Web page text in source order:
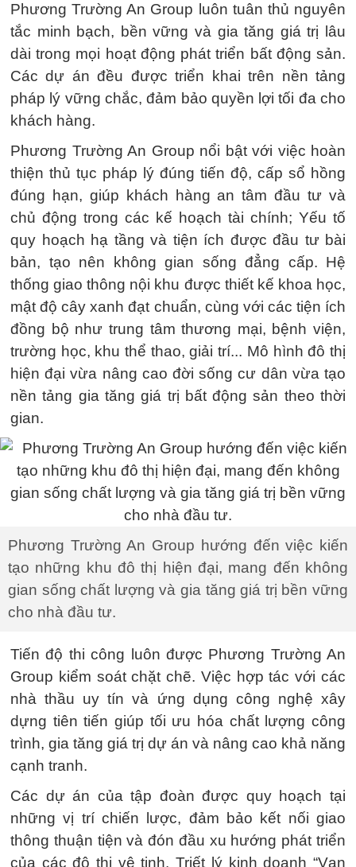
Phương Trường An Group luôn tuân thủ nguyên
tắc minh bạch, bền vững và gia tăng giá trị lâu
dài trong mọi hoạt động phát triển bất động sản.
Các dự án đều được triển khai trên nền tảng
pháp lý vững chắc, đảm bảo quyền lợi tối đa cho
khách hàng.
Phương Trường An Group nổi bật với việc hoàn
thiện thủ tục pháp lý đúng tiến độ, cấp sổ hồng
đúng hạn, giúp khách hàng an tâm đầu tư và
chủ động trong các kế hoạch tài chính; Yếu tố
quy hoạch hạ tầng và tiện ích được đầu tư bài
bản, tạo nên không gian sống đẳng cấp. Hệ
thống giao thông nội khu được thiết kế khoa học,
mật độ cây xanh đạt chuẩn, cùng với các tiện ích
đồng bộ như trung tâm thương mại, bệnh viện,
trường học, khu thể thao, giải trí... Mô hình đô thị
hiện đại vừa nâng cao đời sống cư dân vừa tạo
nền tảng gia tăng giá trị bất động sản theo thời
gian.
Phương Trường An Group hướng đến việc kiến
tạo những khu đô thị hiện đại, mang đến không
gian sống chất lượng và gia tăng giá trị bền vững
cho nhà đầu tư.
Tiến độ thi công luôn được Phương Trường An
Group kiểm soát chặt chẽ. Việc hợp tác với các
nhà thầu uy tín và ứng dụng công nghệ xây
dựng tiên tiến giúp tối ưu hóa chất lượng công
trình, gia tăng giá trị dự án và nâng cao khả năng
cạnh tranh.
Các dự án của tập đoàn được quy hoạch tại
những vị trí chiến lược, đảm bảo kết nối giao
thông thuận tiện và đón đầu xu hướng phát triển
của các đô thị vệ tinh. Triết lý kinh doanh “Vạn